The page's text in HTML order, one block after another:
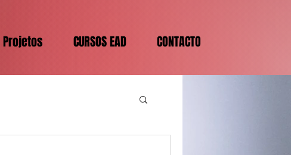
Projetos CURSOS EAD CONTACTO